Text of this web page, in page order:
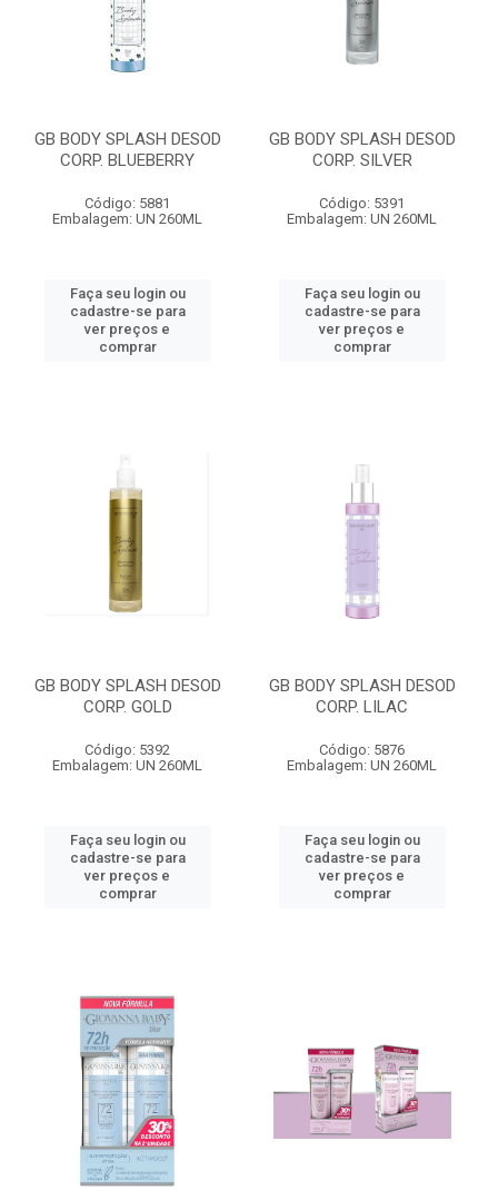
GB BODY SPLASH DESOD
CORP. BLUEBERRY
Código: 5881
Embalagem: UN 260ML
Faça seu login ou
cadastre-se para
ver preços e
comprar
GB BODY SPLASH DESOD
CORP. SILVER
Código: 5391
Embalagem: UN 260ML
Faça seu login ou
cadastre-se para
ver preços e
comprar
GB BODY SPLASH DESOD
CORP. GOLD
Código: 5392
Embalagem: UN 260ML
Faça seu login ou
cadastre-se para
ver preços e
comprar
GB BODY SPLASH DESOD
CORP. LILAC
Código: 5876
Embalagem: UN 260ML
Faça seu login ou
cadastre-se para
ver preços e
comprar